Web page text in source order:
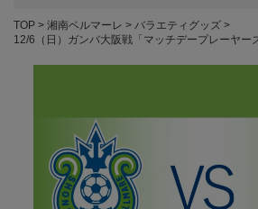
TOP 湘南ベルマーレ
バラエティグッズ
12/6（日）ガンバ大阪戦「マッチデープレーヤー